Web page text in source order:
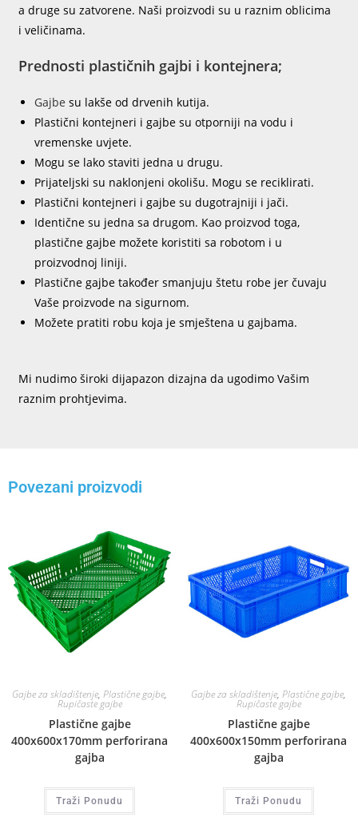
a druge su zatvorene. Naši proizvodi su u raznim oblicima
i veličinama.
Prednosti plastičnih gajbi i kontejnera;
Gajbe su lakše od drvenih kutija.
Plastični kontejneri i gajbe su otporniji na vodu i
vremenske uvjete.
Mogu se lako staviti jedna u drugu.
Prijateljski su naklonjeni okolišu. Mogu se reciklirati.
Plastični kontejneri i gajbe su dugotrajniji i jači.
Identične su jedna sa drugom. Kao proizvod toga,
plastične gajbe možete koristiti sa robotom i u
proizvodnoj liniji.
Plastične gajbe također smanjuju štetu robe jer čuvaju
Vaše proizvode na sigurnom.
Možete pratiti robu koja je smještena u gajbama.
Mi nudimo široki dijapazon dizajna da ugodimo Vašim
raznim prohtjevima.
Povezani proizvodi
Gajbe za skladištenje, Plastične gajbe,
Rupičaste gajbe
Plastične gajbe
400x600x170mm perforirana
gajba
Traži Ponudu
Gajbe za skladištenje, Plastične gajbe,
Rupičaste gajbe
Plastične gajbe
400x600x150mm perforirana
gajba
Traži Ponudu